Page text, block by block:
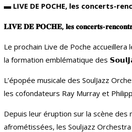
▬ LIVE DE POCHE, les concerts-
𝐋𝐈𝐕𝐄 𝐃𝐄 𝐏𝐎𝐂𝐇𝐄, 𝐥𝐞𝐬 𝐜𝐨𝐧𝐜𝐞𝐫𝐭𝐬-
Le prochain Live de Poche
la formation emblématique des
L’épopée musicale des SoulJazz
les cofondateurs Ray Murray et
Depuis leur éruption sur la scène des
afrométissées, les Souljazz